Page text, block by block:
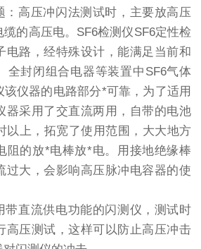
高压冲闪法测试时，主要放高压
的高压电。SF6检测仪SF6定性检
电路，经特殊设计，能满足当前和
全封闭组合电器等装置中SF6气体
仪器的电路部分*可靠，为了适用
器采用了交直流两用，自带的电池
以上，拓宽了使用范围，大大地方
阻的放*电棒放*电。用接地绝缘棒
过大，会影响高压脉冲电容器的使
直流供电功能的闪测仪，测试时
高压测试，这样可以防止高压冲击